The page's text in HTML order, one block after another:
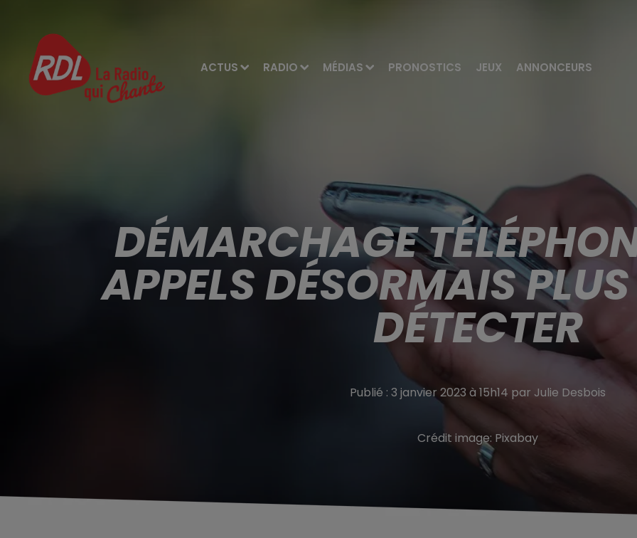
ACTUS RADIO MÉDIAS PRONOSTICS JEUX ANNONCEURS
DÉMARCHAGE
APPELS DÉSORMAIS
DÉTECTER
Publié : 3 janvier 2023 à 15h14 par Julie Desbois
Crédit image: Pixabay